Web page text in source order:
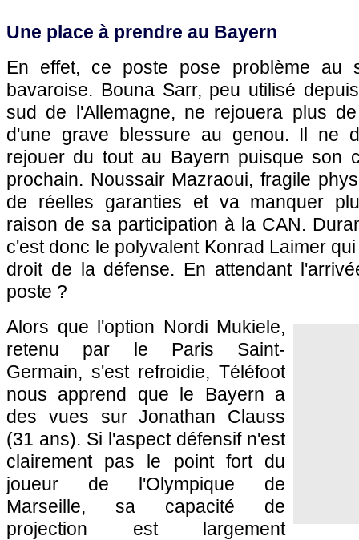
Une place à prendre au Bayern
En effet, ce poste pose problème au
bavaroise. Bouna Sarr, peu utilisé
sud de l'Allemagne, ne rejouera plus
d'une grave blessure au genou. Il ne
rejouer du tout au Bayern puisque son
prochain. Noussair Mazraoui, fragile
de réelles garanties et va manquer
raison de sa participation à la CAN.
c'est donc le polyvalent Konrad Laimer
droit de la défense. En attendant
poste ?
Alors que l'option Nordi Mukiele,
retenu par le Paris Saint-
Germain, s'est refroidie, Téléfoot
nous apprend que le Bayern a
des vues sur Jonathan Clauss
(31 ans). Si l'aspect défensif n'est
clairement pas le point fort du
joueur de l'Olympique de
Marseille, sa capacité de
projection est largement